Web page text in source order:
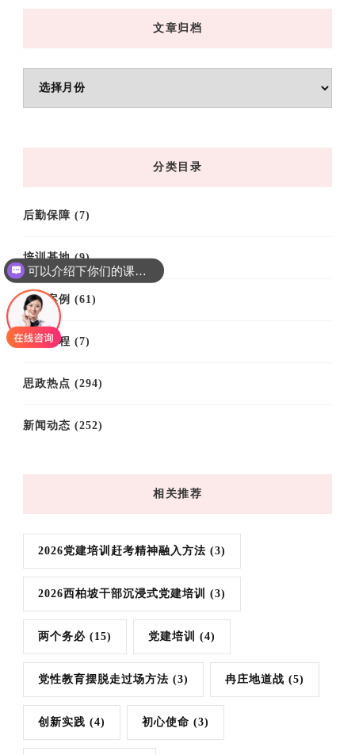
文章归档
章
分类目录
后勤保障 (7)
培训基地(9)
培训案例 (61)
培训课程 (7)
思政热点 (294)
新闻动态 (252)
相关推荐
2026党建培训赶考精神融入方法 (3)
2026西柏坡干部沉浸式党建培训 (3)
两个务必 (15) 党建培训 (4)
党性教育摆脱走过场方法 (3) 冉庄地道战 (5)
创新实践 (4) 初心使命 (3)